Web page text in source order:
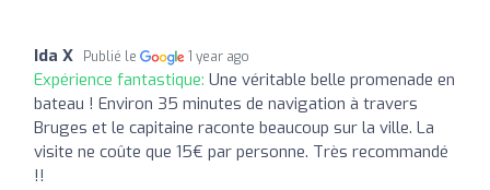
Ida X Publié le 1 year ago
Expérience fantastique: Une véritable belle promenade en
bateau ! Environ 35 minutes de navigation à travers
Bruges et le capitaine raconte beaucoup sur la ville. La
visite ne coûte que 15€ par personne. Très recommandé
!!